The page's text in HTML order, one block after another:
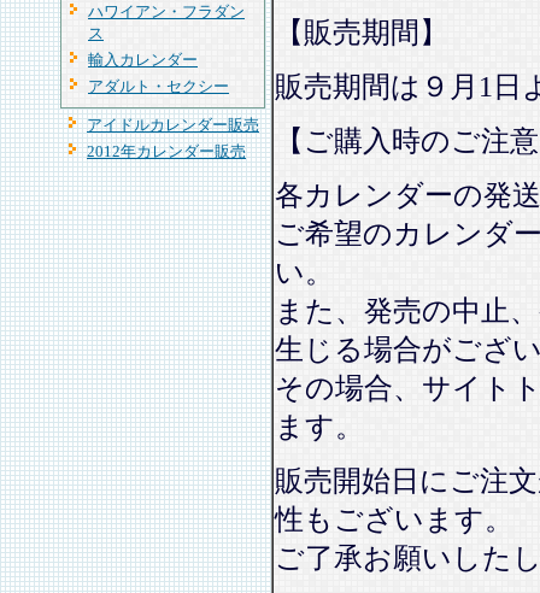
ハワイアン・フラダン
ス
輸入カレンダー
アダルト・セクシー
アイドルカレンダー販売
2012年カレンダー販売
【販売期間】
販売期間は９月1日
【ご購入時のご注
各カレンダーの発
ご希望のカレンダ
い。
また、発売の中止
生じる場合がござ
その場合、サイト
ます。
販売開始日にご注
性もございます。
ご了承お願いした